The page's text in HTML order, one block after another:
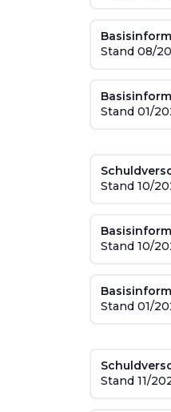
Stand 08/
Stand 01/
Stand 10/
Stand 10/
Stand 01/
Stand 11/